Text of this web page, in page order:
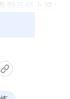
到 圣经 上说：
从天这边一闪
不体贴神的心